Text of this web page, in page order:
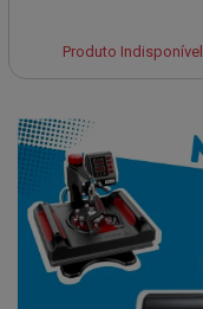
Produto Indisponível